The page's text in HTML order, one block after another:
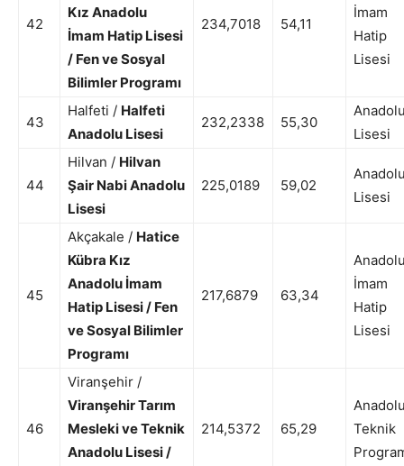
42
Kız Anadolu
İmam Hatip Lisesi
/ Fen ve Sosyal
Bilimler Programı
234,7018 54,11
İmam
Hatip
Lisesi
43
Halfeti / Halfeti
Anadolu Lisesi
232,2338 55,30
Lisesi
44
Hilvan / Hilvan
Şair Nabi Anadolu
Lisesi
225,0189 59,02
Lisesi
45
Akçakale / Hatice
Kübra Kız
Anadolu İmam
Hatip Lisesi / Fen
ve Sosyal Bilimler
Programı
217,6879 63,34
İmam
Hatip
Lisesi
46
Viranşehir /
Viranşehir Tarım
Mesleki ve Teknik
Anadolu Lisesi /
214,5372 65,29
Teknik